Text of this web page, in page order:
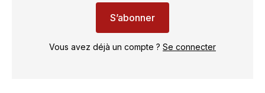
S’abonner
Vous avez déjà un compte ? Se connecter